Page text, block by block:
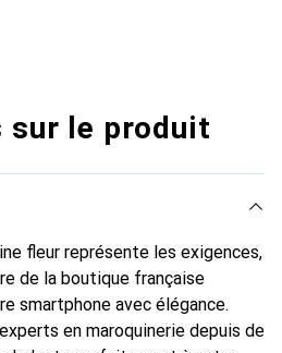
sur le produit
fleur représente les exigences,
de la boutique française
smartphone avec élégance.
en maroquinerie depuis de